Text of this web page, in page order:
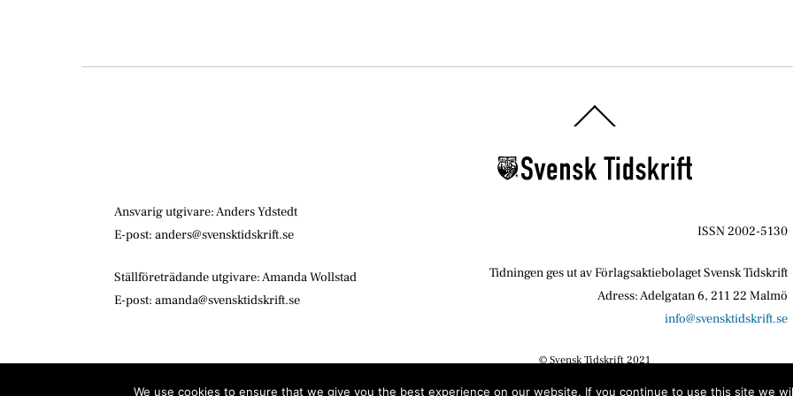
To
Ansvarig utgivare: Anders Ydstedt
E-post: anders@svensktidskrift.se
Ställföreträdande utgivare: Amanda Wollstad
E-post: amanda@svensktidskrift.se
ISSN 2002-5130
Tidningen ges ut av Förlagsaktiebolaget Svensk Tidskrift
Adress: Adelgatan 6, 211 22 Malmö
info@svensktidskrift.se
© Svensk Tidskrift 2021
We use cookies to ensure that we give you the best experience on our website. If you continue to use this site we